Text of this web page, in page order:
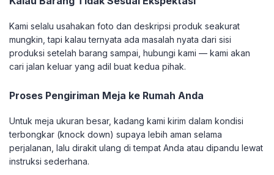
Kami selalu usahakan foto dan deskripsi produk seakurat
mungkin, tapi kalau ternyata ada masalah nyata dari sisi
produksi setelah barang sampai, hubungi kami — kami akan
cari jalan keluar yang adil buat kedua pihak.
Proses Pengiriman Meja ke Rumah Anda
Untuk meja ukuran besar, kadang kami kirim dalam kondisi
terbongkar (knock down) supaya lebih aman selama
perjalanan, lalu dirakit ulang di tempat Anda atau dipandu lewat
instruksi sederhana.